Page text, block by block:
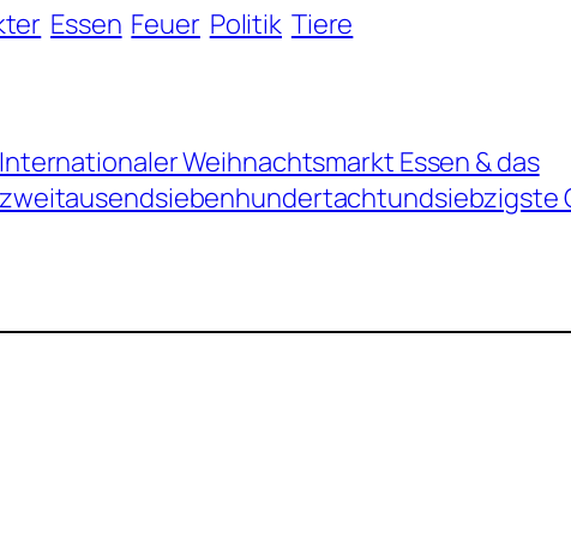
Essen Feuer Politik Tiere
Internationaler Weihnachtsmarkt Essen & das
zweitausendsiebenhundertachtundsiebzigste